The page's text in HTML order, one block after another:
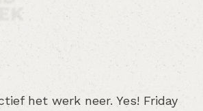
het werk neer. Yes! Friday